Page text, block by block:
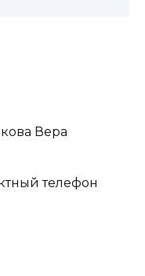
Вера
телефон